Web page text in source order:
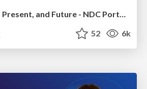
JavaScript: Past, Present, and Future - NDC Porto 2020
52 6k